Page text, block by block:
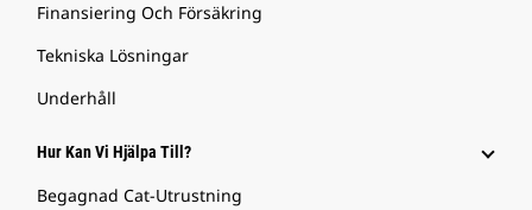
Finansiering Och Försäkring
Tekniska Lösningar
Underhåll
Hur Kan Vi Hjälpa Till?
Begagnad Cat-Utrustning